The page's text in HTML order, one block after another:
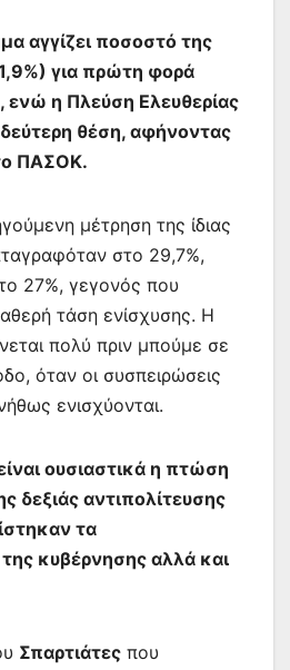
αγγίζει ποσοστό της
για πρώτη φορά
ενώ η Πλεύση Ελευθερίας
θέση, αφήνοντας
ΠΑΣΟΚ.
μέτρηση της ίδιας
στο 29,7%,
27%, γεγονός που
τάση ενίσχυσης. Η
πολύ πριν μπούμε σε
όταν οι συσπειρώσεις
ενισχύονται.
ουσιαστικά η πτώση
αντιπολίτευσης
τα
κυβέρνησης αλλά και
Σπαρτιάτες που